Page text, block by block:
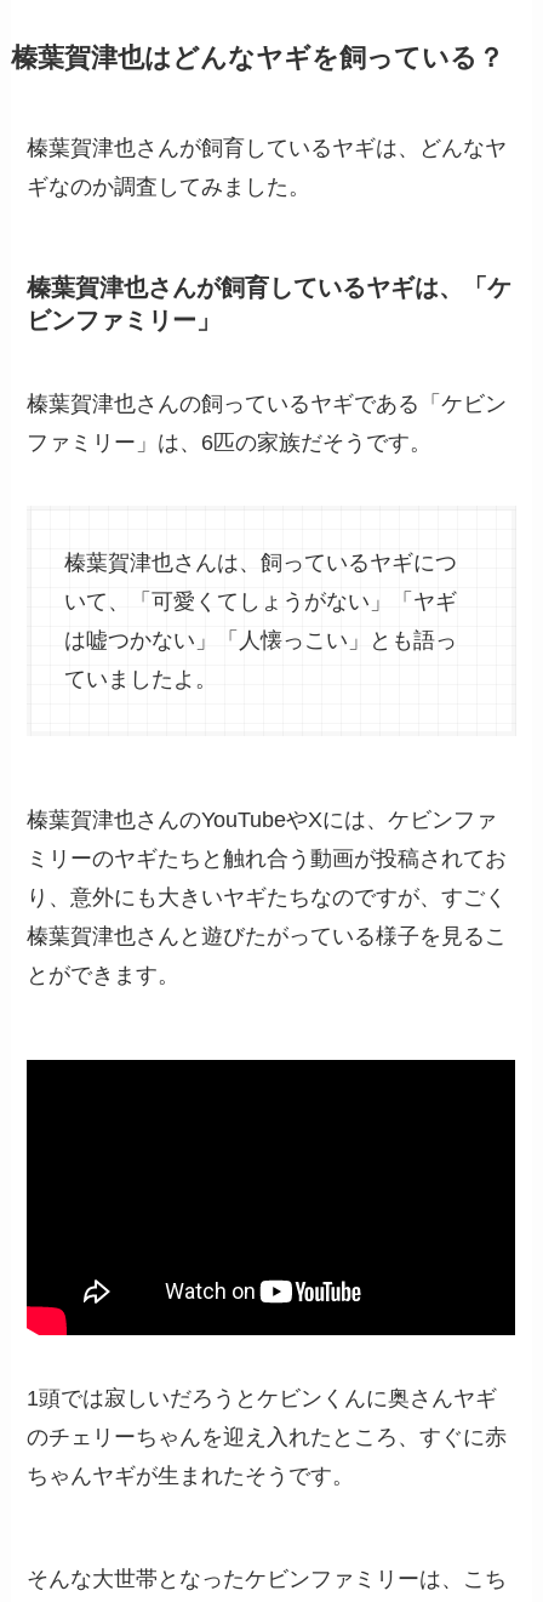
榛葉賀津也はどんなヤギを飼っている？
榛葉賀津也さんが飼育しているヤギは、どんなヤ
ギなのか調査してみました。
榛葉賀津也さんが飼育しているヤギは、「ケ
ビンファミリー 」
榛葉賀津也さんの飼っているヤギである「ケビン
ファミリー」は、6匹の家族だそうです。
榛葉賀津也さんは、飼っているヤギにつ
いて、「可愛くてしょうがない」「ヤギ
は嘘つかない」「人懐っこい」とも語っ
ていましたよ。
榛葉賀津也さんのYouTubeやXには、ケビンファ
ミリーのヤギたちと触れ合う動画が投稿されてお
り、意外にも大きいヤギたちなのですが、すごく
榛葉賀津也さんと遊びたがっている様子を見るこ
とができます。
1頭では寂しいだろうとケビンくんに奥さんヤギ
のチェリーちゃんを迎え入れたところ、すぐに赤
ちゃんヤギが生まれたそうです。
そんな大世帯となったケビンファミリーは、こち